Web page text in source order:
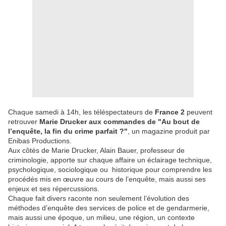
Chaque samedi à 14h, les téléspectateurs de France 2 peuvent
retrouver Marie Drucker aux commandes de "Au bout de
l’enquête, la fin du crime parfait ?" , un magazine produit par
Enibas Productions.
Aux côtés de Marie Drucker, Alain Bauer, professeur de
criminologie, apporte sur chaque affaire un éclairage technique,
psychologique, sociologique ou historique pour comprendre les
procédés mis en œuvre au cours de l’enquête, mais aussi ses
enjeux et ses répercussions.
Chaque fait divers raconte non seulement l’évolution des
méthodes d’enquête des services de police et de gendarmerie,
mais aussi une époque, un milieu, une région, un contexte